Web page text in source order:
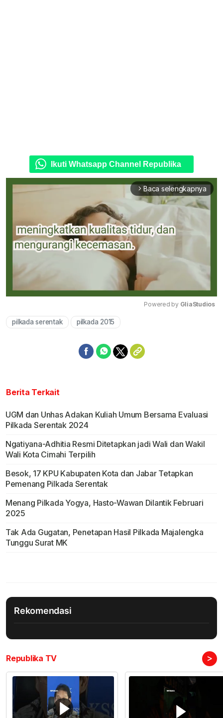
Ikuti Whatsapp Channel Republika
arrow_forward_ios Baca selengkapnya
Powered by GliaStudios
pilkada serentak pilkada 2015
Berita Terkait
UGM dan Unhas Adakan Kuliah Umum Bersama Evaluasi
Pilkada Serentak 2024
Ngatiyana-Adhitia Resmi Ditetapkan jadi Wali dan Wakil
Wali Kota Cimahi Terpilih
Besok, 17 KPU Kabupaten Kota dan Jabar Tetapkan
Pemenang Pilkada Serentak
Menang Pilkada Yogya, Hasto-Wawan Dilantik Februari
2025
Tak Ada Gugatan, Penetapan Hasil Pilkada Majalengka
Tunggu Surat MK
Rekomendasi
Republika TV >